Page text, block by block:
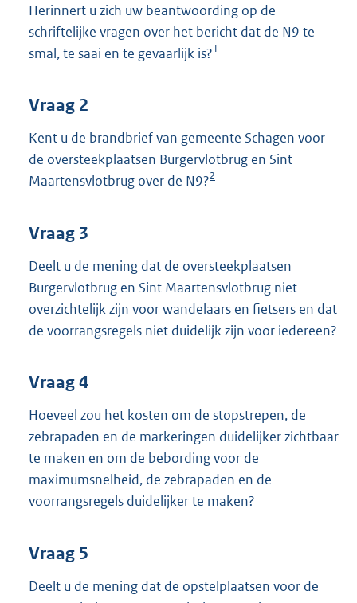
b
Herinnert u zich uw beantwoording op de
schriftelijke vragen over het bericht dat de N9 te
smal, te saai en te gevaarlijk is?1
Vraag 2
Kent u de brandbrief van gemeente Schagen voor
de oversteekplaatsen Burgervlotbrug en Sint
Maartensvlotbrug over de N9?2
Vraag 3
Deelt u de mening dat de oversteekplaatsen
Burgervlotbrug en Sint Maartensvlotbrug niet
overzichtelijk zijn voor wandelaars en fietsers en dat
de voorrangsregels niet duidelijk zijn voor iedereen?
Vraag 4
Hoeveel zou het kosten om de stopstrepen, de
zebrapaden en de markeringen duidelijker zichtbaar
te maken en om de bebording voor de
maximumsnelheid, de zebrapaden en de
voorrangsregels duidelijker te maken?
Vraag 5
Deelt u de mening dat de opstelplaatsen voor de